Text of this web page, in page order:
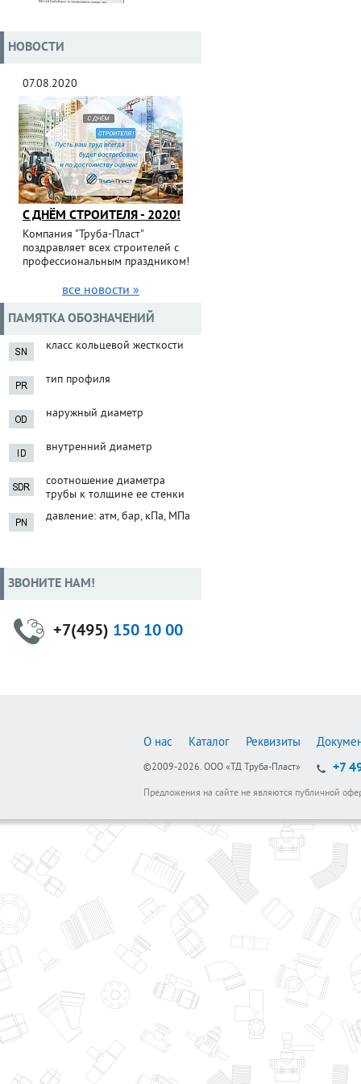
НОВОСТИ
07.08.2020
С ДНЁМ СТРОИТЕЛЯ - 2020!
Компания "Труба-Пласт"
поздравляет всех строителей с
профессиональным праздником!
все новости »
ПАМЯТКА ОБОЗНАЧЕНИЙ
класс кольцевой жесткости
тип профиля
наружный диаметр
внутренний диаметр
соотношение диаметра
трубы к толщине ее стенки
давление: атм, бар, кПа, МПа
ЗВОНИТЕ НАМ!
+7(495) 150 10 00
О нас Каталог Реквизиты
©2009-2026. ООО «ТД Труба-Пласт» +7
Предложения на сайте не являются публичной